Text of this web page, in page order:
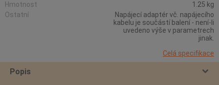
Hmotnost
1.25 kg
Ostatní
Napájecí adaptér vč. napájecího
kabelu je součástí balení - není-li
uvedeno výše v parametrech
jinak.
Celá specifikace
Popis